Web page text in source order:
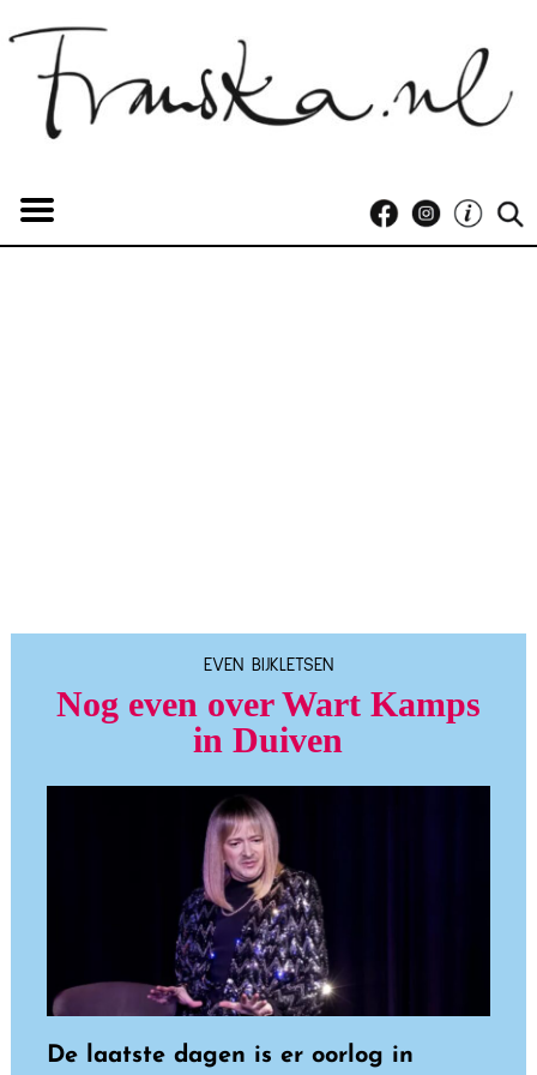
EVEN BIJKLETSEN
Nog even over Wart Kamps
in Duiven
De laatste dagen is er oorlog in